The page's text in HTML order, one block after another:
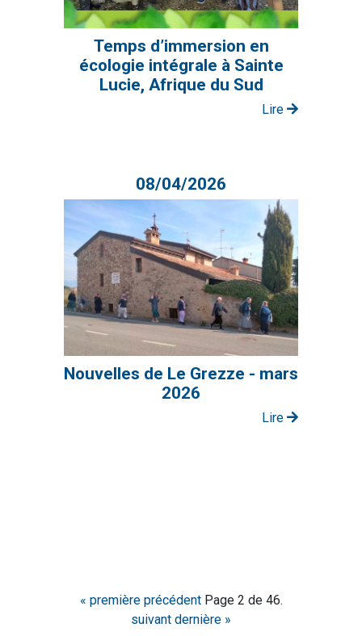
Temps d’immersion en
écologie intégrale à Sainte
Lucie, Afrique du Sud
Lire
08/04/2026
Nouvelles de Le Grezze - mars
2026
Lire
« première précédent Page 2 de 46.
suivant dernière »